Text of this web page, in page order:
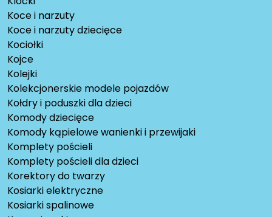
Koce i narzuty
Koce i narzuty dziecięce
Kociołki
Kojce
Kolejki
Kolekcjonerskie modele pojazdów
Kołdry i poduszki dla dzieci
Komody dziecięce
Komody kąpielowe wanienki i przewijaki
Komplety pościeli
Komplety pościeli dla dzieci
Korektory do twarzy
Kosiarki elektryczne
Kosiarki spalinowe